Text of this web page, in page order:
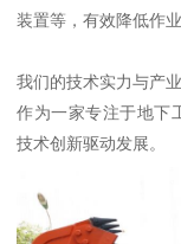
装置等，有效降低作业
我们的技术实力与产
作为一家专注于地下
技术创新驱动发展。